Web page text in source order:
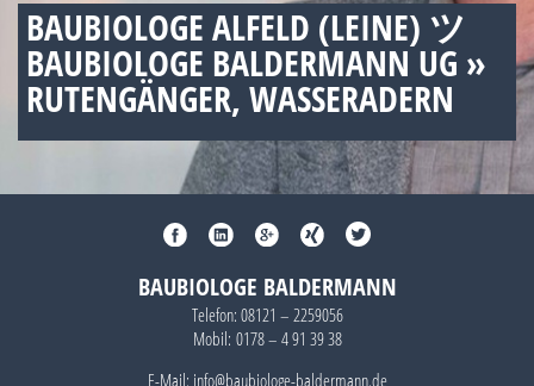
BAUBIOLOGE ALFELD (LEINE) ツ
BAUBIOLOGE BALDERMANN UG »
RUTENGÄNGER, WASSERADERN
BAUBIOLOGE BALDERMANN
Telefon: 08121 – 2259056
Mobil: 0178 – 4 91 39 38
E-Mail: info@baubiologe-baldermann.de